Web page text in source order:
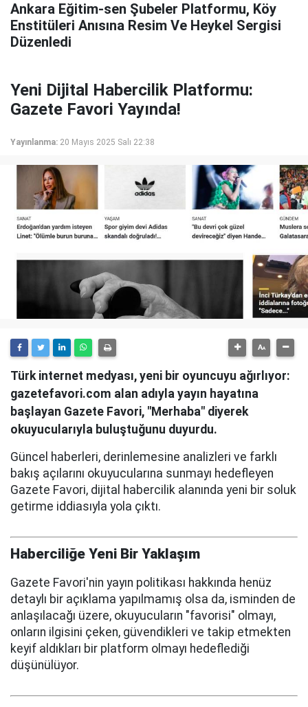
Ankara Eğitim-sen Şubeler Platformu, Köy
Enstitüleri Anısına Resim Ve Heykel Sergisi
Düzenledi
Yeni Dijital Habercilik Platformu:
Gazete Favori Yayında!
Yayınlanma: 20 Mayıs 2025 Salı 22:38
Türk internet medyası, yeni bir oyuncuyu ağırlıyor:
gazetefavori.com alan adıyla yayın hayatına
başlayan Gazete Favori, "Merhaba" diyerek
okuyucularıyla buluştuğunu duyurdu.
Güncel haberleri, derinlemesine analizleri ve farklı
bakış açılarını okuyucularına sunmayı hedefleyen
Gazete Favori, dijital habercilik alanında yeni bir soluk
getirme iddiasıyla yola çıktı.
Haberciliğe Yeni Bir Yaklaşım
Gazete Favori'nin yayın politikası hakkında henüz
detaylı bir açıklama yapılmamış olsa da, isminden de
anlaşılacağı üzere, okuyucuların "favorisi" olmayı,
onların ilgisini çeken, güvendikleri ve takip etmekten
keyif aldıkları bir platform olmayı hedeflediği
düşünülüyor.